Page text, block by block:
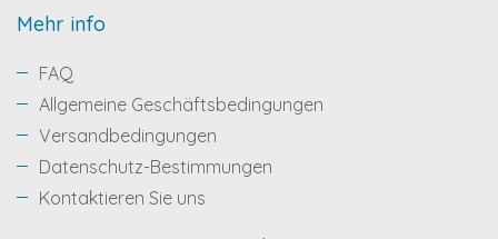
Mehr info
FAQ
Allgemeine Geschäftsbedingungen
Versandbedingungen
Datenschutz-Bestimmungen
Kontaktieren Sie uns